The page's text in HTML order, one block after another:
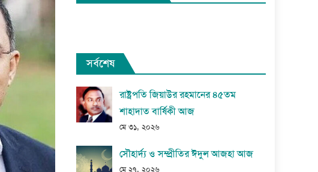
সর্বশেষ
রাষ্ট্রপতি জিয়াউর রহমানের ৪৫তম
শাহাদাত বার্ষিকী আজ
মে ৩১, ২০২৬
সৌহার্দ্য ও সম্প্রীতির ঈদুল আজহা আজ
মে ২৭, ২০২৬